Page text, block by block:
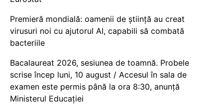
Premieră mondială: oamenii de știință au creat
virusuri noi cu ajutorul AI, capabili să combată
bacteriile
Bacalaureat 2026, sesiunea de toamnă. Probele
scrise încep luni, 10 august / Accesul în sala de
examen este permis până la ora 8:30, anunță
Ministerul Educației